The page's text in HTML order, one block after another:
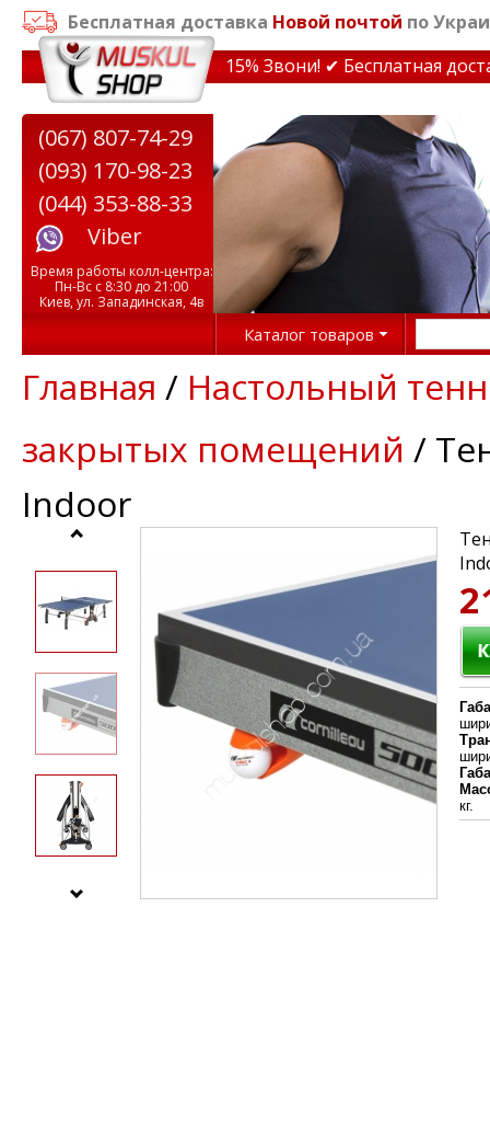
Бесплатная доставка Новой почтой по
на тренажеры до 15% Звони! ✔ Бесплатная
(067) 807-74-29
(093) 170-98-23
(044) 353-88-33
Viber
Время работы колл-центра:
Пн-Вс с 8:30 до 21:00
Киев, ул. Западинская, 4в
Каталог товаров
Главная / Настольный
закрытых помещений /
Indoor
кг.